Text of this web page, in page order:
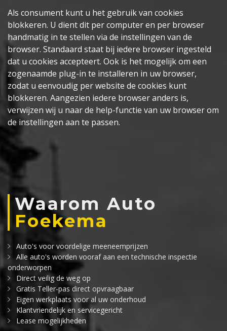
Als consument kunt u het gebruik van cookies
blokkeren. U dient dit per computer en per browser
handmatig in te stellen via de instellingen van de
browser. Standaard staat bij iedere browser ingesteld
dat u cookies accepteert. Ook is het mogelijk om een
zogenaamde plug-in te installeren in uw browser,
zodat u eenvoudig per website de cookies kunt
blokkeren. Aangezien iedere browser anders is,
verwijzen wij u naar de help-functie van uw browser om
de instellingen aan te passen.
Waarom Auto
Foekema
Auto's voor voordelige meeneemprijzen
Alle auto's worden vooraf aan een technische inspectie
onderworpen
Direct veilig de weg op
Gratis Teller-pas direct opvraagbaar
Eigen werkplaats voor al uw onderhoud
Klantvriendelijk en servicegericht
Lease mogelijkheden